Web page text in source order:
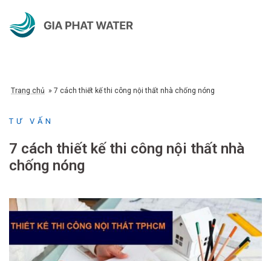
Trang chủ » 7 cách thiết kế thi công nội thất nhà chống nóng
TƯ VẤN
7 cách thiết kế thi công nội thất nhà
chống nóng